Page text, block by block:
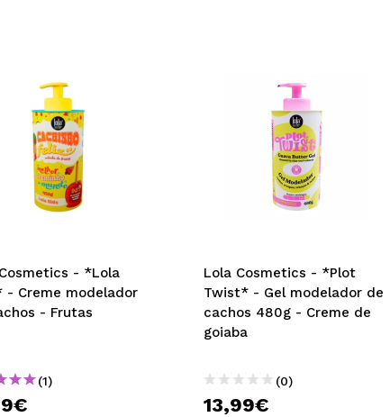
- *Lola
- Creme modelador
- Frutas
(1)
Lola Cosmetics - *Plot
Twist* - Gel modelador de
cachos 480g - Creme de
goiaba
(0)
13,99€